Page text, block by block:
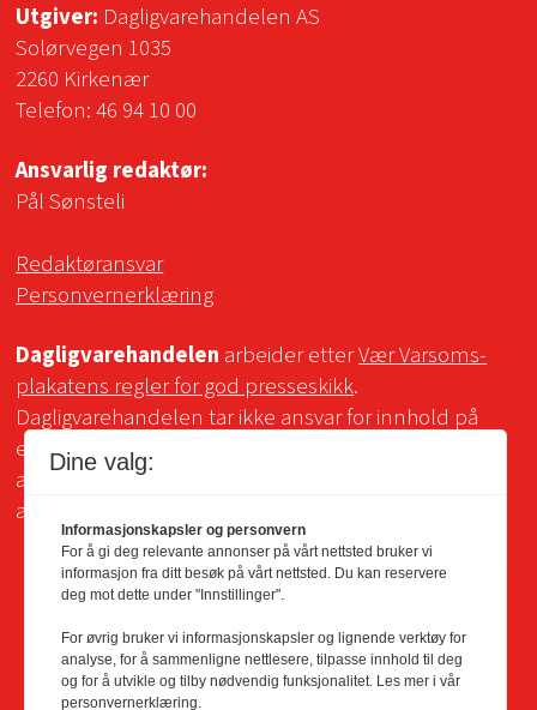
Utgiver: Dagligvarehandelen AS
Solørvegen 1035
2260 Kirkenær
Telefon:46 94 10 00
Ansvarlig redaktør:
Pål Sønsteli
Redaktøransvar
Personvernerklæring
Dagligvarehandelen arbeider etterVær Varsoms-
plakatens regler for god presseskikk.
Dagligvarehandelen tar ikke ansvar for innhold på
eksterne sider som det lenkes til. Kopiering for bruk
av Dagligvarehandelens materiale er ikke tillatt uten
avtale.
Dine valg:
Informasjonskapsler og personvern
For å gi deg relevante annonser på vårt nettsted bruker vi
informasjon fra ditt besøk på vårt nettsted. Du kan reservere
deg mot dette under "Innstillinger".
For øvrig bruker vi informasjonskapsler og lignende verktøy for
analyse, for å sammenligne nettlesere, tilpasse innhold til deg
og for å utvikle og tilby nødvendig funksjonalitet. Les mer i vår
personvernerklæring.